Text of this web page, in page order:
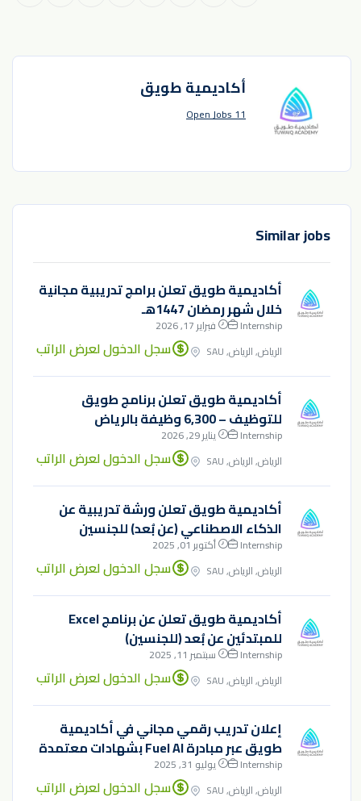
أكاديمية طويق
11 Open Jobs
Similar jobs
أكاديمية طويق تعلن برامج تدريبية مجانية
خلال شهر رمضان 1447هـ
Internship
فبراير 17, 2026
الرياض, الرياض, SAU
سجل الدخول لعرض الراتب
أكاديمية طويق تعلن برنامج طويق
للتوظيف – 6,300 وظيفة بالرياض
Internship
يناير 29, 2026
الرياض, الرياض, SAU
سجل الدخول لعرض الراتب
أكاديمية طويق تعلن ورشة تدريبية عن
الذكاء الاصطناعي (عن بُعد) للجنسين
Internship
أكتوبر 01, 2025
الرياض, الرياض, SAU
سجل الدخول لعرض الراتب
أكاديمية طويق تعلن عن برنامج Excel
للمبتدئين عن بُعد (للجنسين)
Internship
سبتمبر 11, 2025
الرياض, الرياض, SAU
سجل الدخول لعرض الراتب
إعلان تدريب رقمي مجاني في أكاديمية
طويق عبر مبادرة Fuel AI بشهادات معتمدة
Internship
يوليو 31, 2025
الرياض, الرياض, SAU
سجل الدخول لعرض الراتب